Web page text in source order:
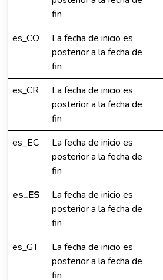
fin
es_CO
La fecha de inicio es
posterior a la fecha de
fin
es_CR
La fecha de inicio es
posterior a la fecha de
fin
es_EC
La fecha de inicio es
posterior a la fecha de
fin
es_ES
La fecha de inicio es
posterior a la fecha de
fin
es_GT
La fecha de inicio es
posterior a la fecha de
fin